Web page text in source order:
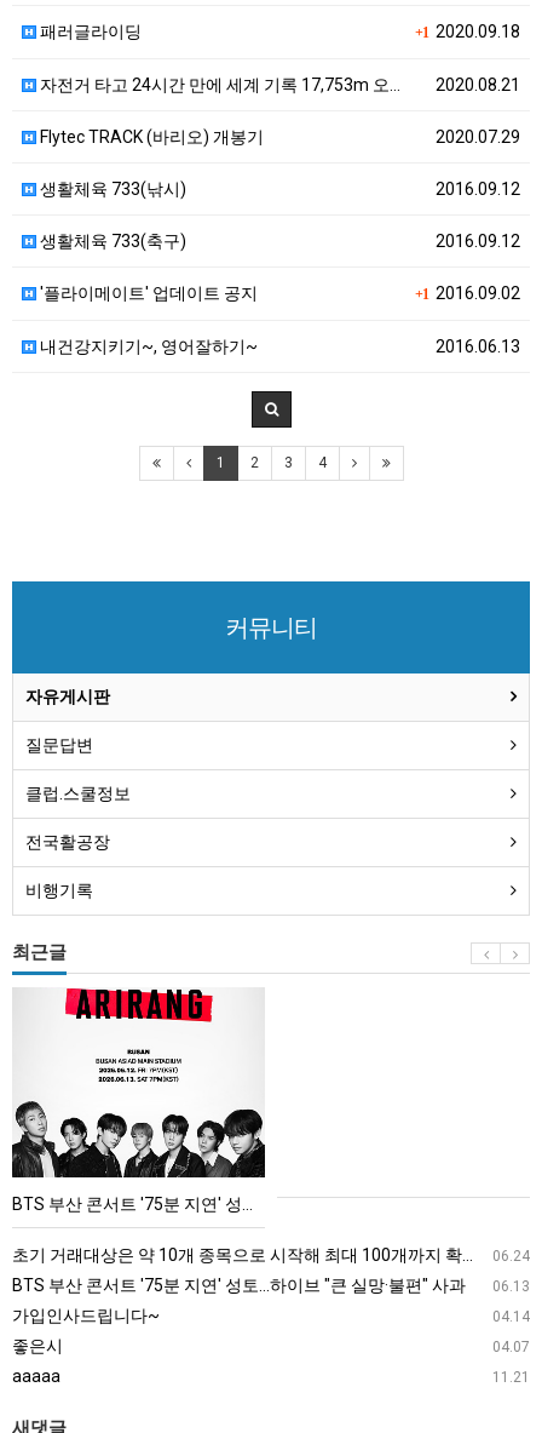
+1 2020.09.18
패러글라이딩
2020.08.21
자전거 타고 24시간 만에 세계 기록 17,753m 오…
2020.07.29
Flytec TRACK (바리오) 개봉기
2016.09.12
생활체육 733(낚시)
2016.09.12
생활체육 733(축구)
+1 2016.09.02
'플라이메이트' 업데이트 공지
2016.06.13
내건강지키기~, 영어잘하기~
1 2 3 4
커뮤니티
자유게시판
질문답변
클럽.스쿨정보
전국활공장
비행기록
최근글
서
트
'75
분
브
BTS 부산 콘서트 '75분 지연' 성토…하이브 "큰 실망·불편" 사과
06.24
초기 거래대상은 약 10개 종목으로 시작해 최대 100개까지 확대할 방침이다. 구체적인 거래 대상 ETF는 아직 확정되지 않았지만, 시장 대표성이나 거래량을 고려해 선정할 계획이다.
06.13
BTS 부산 콘서트 '75분 지연' 성토…하이브 "큰 실망·불편" 사과
04.14
가입인사드립니다~
04.07
좋은시
11.21
aaaaa
새댓글